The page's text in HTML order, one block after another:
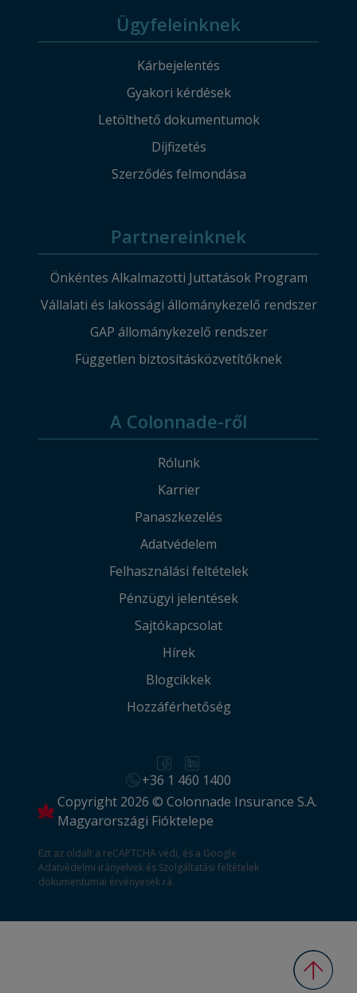
Vissza
Ügyfeleinknek
Kárbejelentés
Gyakori kérdések
Letölthető dokumentumok
Díjfizetés
Szerződés felmondása
Partnereinknek
Önkéntes Alkalmazotti Juttatások Program
Vállalati és lakossági állománykezelő rendszer
GAP állománykezelő rendszer
Független biztosításközvetítőknek
A Colonnade-ről
Rólunk
Karrier
Panaszkezelés
Adatvédelem
Felhasználási feltételek
Pénzügyi jelentések
Sajtókapcsolat
Hírek
Blogcikkek
Hozzáférhetőség
Copyright 2026 © Colonnade Insurance S.A.
Magyarországi Fióktelepe
+36 1 460 1400
Ezt az oldalt a reCAPTCHA védi, és a Google
Adatvédelmi irányelvek és Szolgáltatási feltételek
dokumentumai érvényesek rá.